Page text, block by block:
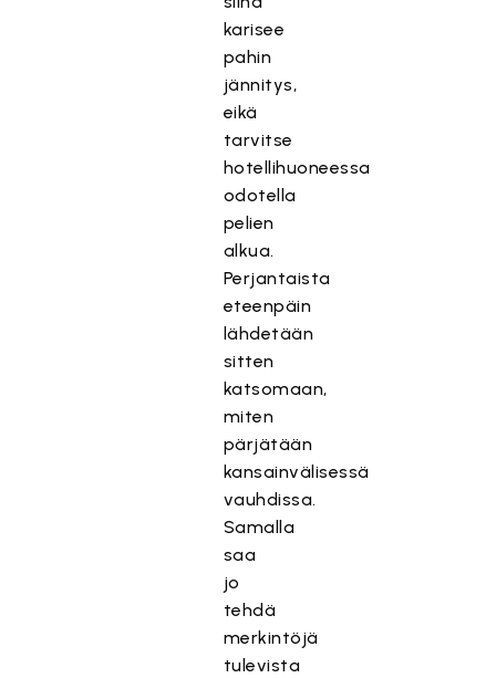
karisee
pahin
jännitys,
eikä
tarvitse
hotellihuoneessa
odotella
pelien
alkua.
Perjantaista
eteenpäin
lähdetään
sitten
katsomaan,
miten
pärjätään
kansainvälisessä
vauhdissa.
Samalla
saa
jo
tehdä
merkintöjä
tulevista